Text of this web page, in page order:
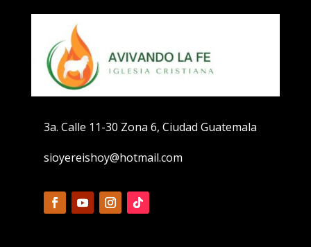
3a. Calle 11-30 Zona 6, Ciudad Guatemala
sioyereishoy@hotmail.com